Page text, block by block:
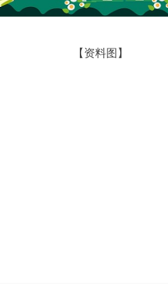
【资料图】